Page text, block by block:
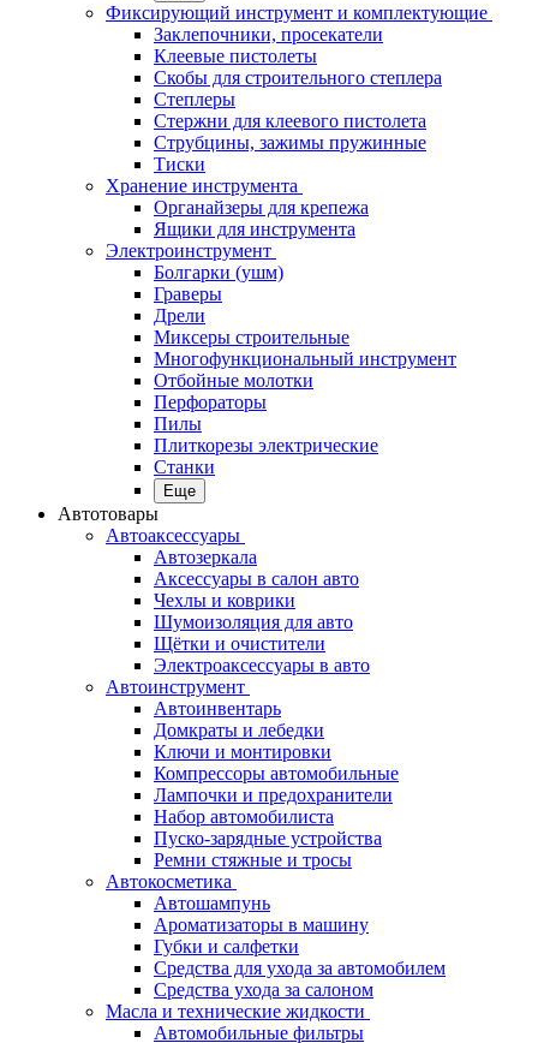
Фиксирующий инструмент и комплектующие
Заклепочники, просекатели
Клеевые пистолеты
Скобы для строительного степлера
Степлеры
Стержни для клеевого пистолета
Струбцины, зажимы пружинные
Тиски
Хранение инструмента
Органайзеры для крепежа
Ящики для инструмента
Электроинструмент
Болгарки (ушм)
Граверы
Дрели
Миксеры строительные
Многофункциональный инструмент
Отбойные молотки
Перфораторы
Пилы
Плиткорезы электрические
Станки
Еще
Автотовары
Автоаксессуары
Автозеркала
Аксессуары в салон авто
Чехлы и коврики
Шумоизоляция для авто
Щётки и очистители
Электроаксессуары в авто
Автоинструмент
Автоинвентарь
Домкраты и лебедки
Ключи и монтировки
Компрессоры автомобильные
Лампочки и предохранители
Набор автомобилиста
Пуско-зарядные устройства
Ремни стяжные и тросы
Автокосметика
Автошампунь
Ароматизаторы в машину
Губки и салфетки
Средства для ухода за автомобилем
Средства ухода за салоном
Масла и технические жидкости
Автомобильные фильтры